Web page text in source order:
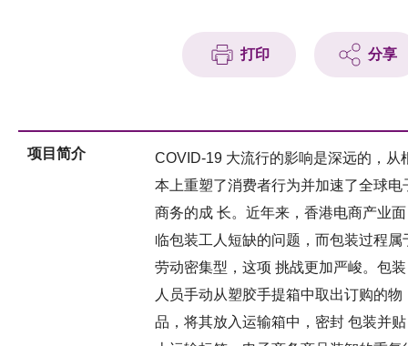
会籍
打印 分享
项目简介
COVID-19 大流行的影响是深远的，从
本上重塑了消费者行为并加速了全球电
商务的成 长。近年来，香港电商产业面
临包装工人短缺的问题，而包装过程属
劳动密集型，这项 挑战更加严峻。包装
人员手动从塑胶手提箱中取出订购的物
品，将其放入运输箱中，密封 包装并贴